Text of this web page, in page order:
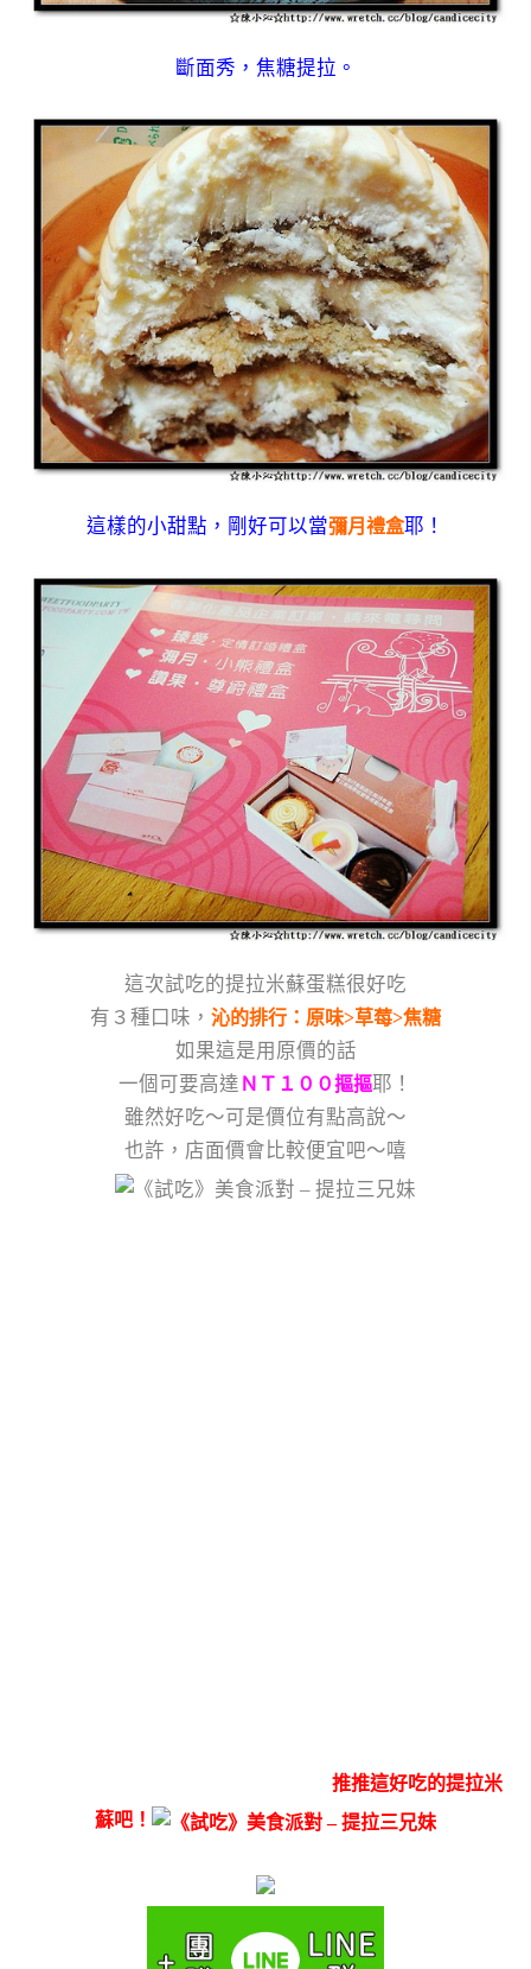
斷面秀，焦糖提拉。
這樣的小甜點，剛好可以當彌月禮盒耶！
這次試吃的提拉米蘇蛋糕很好吃
有３種口味， 沁的排行：原味>草莓>焦糖
如果這是用原價的話
一個可要高達 ＮＴ１００摳摳耶！
雖然好吃～可是價位有點高說～
也許，店面價會比較便宜吧～嘻
推推這好吃的提拉米
蘇吧！